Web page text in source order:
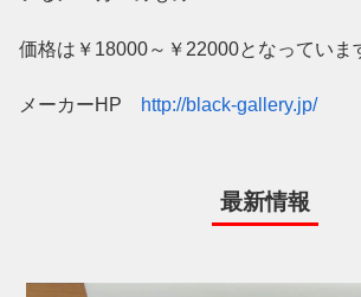
価格は￥18000～￥22000となっていま
メーカーHP http://black-gallery.jp/
最新情報